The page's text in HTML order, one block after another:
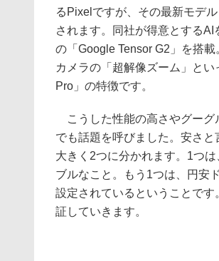
るPixelですが、その最新モデ
されます。同社が得意とする
の「Google Tensor G2」を搭
カメラの「超解像ズーム」と
Pro」の特徴です。
こうした性能の高さやグーグ
でも話題を呼びました。安さ
大きく2つに分かれます。1つ
ブルなこと。もう1つは、円安
設定されているということで
証していきます。